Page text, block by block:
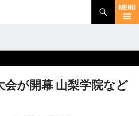
会が開幕 山梨学院など